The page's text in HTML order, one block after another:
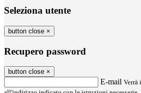
Seleziona utente
button close ×
Recupero password
button close ×
E-mail Verrà